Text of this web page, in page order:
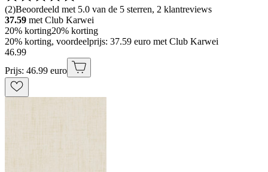
(2)Beoordeeld met 5.0 van de 5 sterren, 2 klantreviews
37.59 met Club Karwei
20% korting20% korting
20% korting, voordeelprijs: 37.59 euro met Club Karwei
46.99
Prijs: 46.99 euro